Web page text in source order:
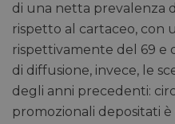
di una netta prevalenza
rispetto al cartaceo, con
rispettivamente del 69 e
di diffusione, invece, le
degli anni precedenti:
promozionali depositati